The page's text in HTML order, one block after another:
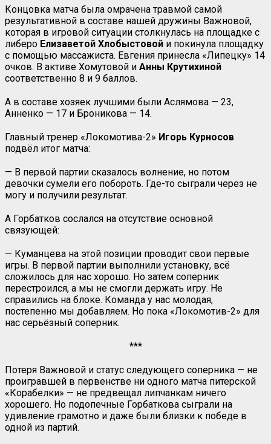
Концовка матча была омрачена травмой самой
результативной в составе нашей дружины Важновой,
которая в игровой ситуации столкнулась на площадке с
либеро Елизаветой Хлобыстовой и покинула площадку
с помощью массажиста. Евгения принесла «Липецку» 14
очков. В активе Хомутовой и Анны Крутихиной
соответственно 8 и 9 баллов.
А в составе хозяек лучшими были Аслямова — 23,
Анненко — 17 и Броникова — 14.
Главный тренер «Локомотива-2» Игорь Курносов
подвёл итог матча:
— В первой партии сказалось волнение, но потом
девочки сумели его побороть. Где-то сыграли через не
могу и получили результат.
А Горбатков сослался на отсутствие основной
связующей:
— Куманцева на этой позиции проводит свои первые
игры. В первой партии выполнили установку, всё
сложилось для нас хорошо. Но затем соперник
перестроился, а мы не смогли держать игру. Не
справились на блоке. Команда у нас молодая,
постепенно мы добавляем. Но пока «Локомотив-2» для
нас серьёзный соперник.
***
Потеря Важновой и статус следующего соперника — не
проигравшей в первенстве ни одного матча питерской
«Корабелки» — не предвещал липчанкам ничего
хорошего. Но подопечные Горбаткова сыграли на
удивление грамотно и даже были близки к победе в
одной из партий.